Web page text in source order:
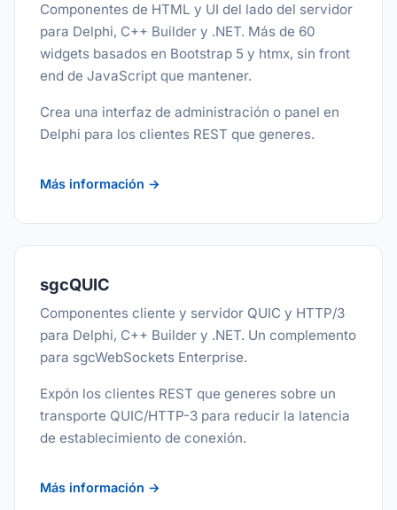
Componentes de HTML y UI del lado del servidor
para Delphi, C++ Builder y .NET. Más de 60
widgets basados en Bootstrap 5 y htmx, sin front
end de JavaScript que mantener.
Crea una interfaz de administración o panel en
Delphi para los clientes REST que generes.
Más información →
sgcQUIC
Componentes cliente y servidor QUIC y HTTP/3
para Delphi, C++ Builder y .NET. Un complemento
para sgcWebSockets Enterprise.
Expón los clientes REST que generes sobre un
transporte QUIC/HTTP-3 para reducir la latencia
de establecimiento de conexión.
Más información →